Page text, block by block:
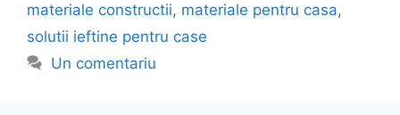
materiale constructii, materiale pentru casa,
solutii ieftine pentru case
Un comentariu